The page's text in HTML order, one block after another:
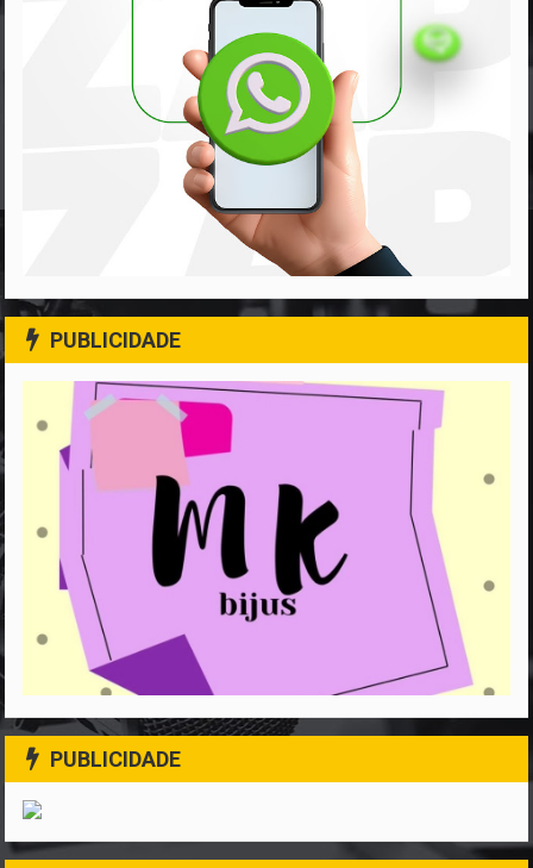
PUBLICIDADE
PUBLICIDADE